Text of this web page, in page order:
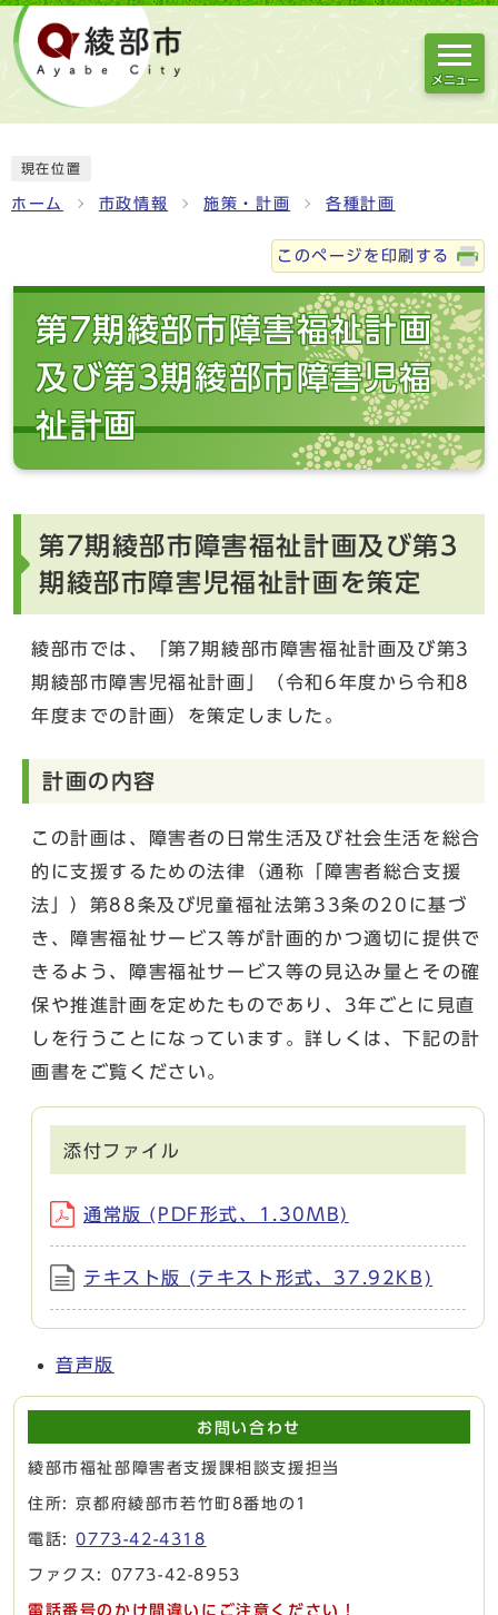
メニュー
現在位置
ホーム 市政情報 施策・計画 各種計画
このページを印刷する
第7期綾部市障害福祉計画
及び第3期綾部市障害児福
祉計画
第7期綾部市障害福祉計画及び第3
期綾部市障害児福祉計画を策定
綾部市では、「第7期綾部市障害福祉計画及び第3
期綾部市障害児福祉計画」（令和6年度から令和8
年度までの計画）を策定しました。
計画の内容
この計画は、障害者の日常生活及び社会生活を総合
的に支援するための法律（通称「障害者総合支援
法」）第88条及び児童福祉法第33条の20に基づ
き、障害福祉サービス等が計画的かつ適切に提供で
きるよう、障害福祉サービス等の見込み量とその確
保や推進計画を定めたものであり、3年ごとに見直
しを行うことになっています。詳しくは、下記の計
画書をご覧ください。
添付ファイル
通常版 (PDF形式、1.30MB)
テキスト版 (テキスト形式、37.92KB)
音声版
お問い合わせ
綾部市福祉部障害者支援課相談支援担当
住所: 京都府綾部市若竹町8番地の1
電話:0773-42-4318
ファクス: 0773-42-8953
電話番号のかけ間違いにご注意ください！